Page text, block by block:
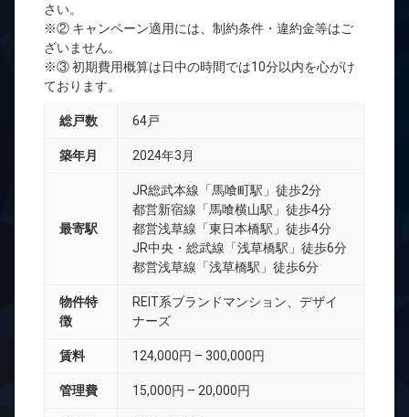
さい。
※② キャンペーン適用には、制約条件・違約金等はご
ざいません。
※③ 初期費用概算は日中の時間では10分以内を心がけ
ております。
総戸数 64戸
築年月 2024年3月
最寄駅
JR総武本線「馬喰町駅」徒歩2分
都営新宿線「馬喰横山駅」徒歩4分
都営浅草線「東日本橋駅」徒歩4分
JR中央・総武線「浅草橋駅」徒歩6分
都営浅草線「浅草橋駅」徒歩6分
物件特
徴
REIT系ブランドマンション、デザイ
ナーズ
賃料 124,000円 – 300,000円
管理費 15,000円 – 20,000円